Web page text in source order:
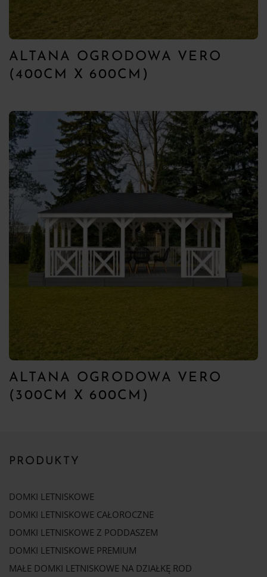
ALTANA OGRODOWA VERO
(400CM X 600CM)
ALTANA OGRODOWA VERO
(300CM X 600CM)
PRODUKTY
DOMKI LETNISKOWE
DOMKI LETNISKOWE CAŁOROCZNE
DOMKI LETNISKOWE Z PODDASZEM
DOMKI LETNISKOWE PREMIUM
MAŁE DOMKI LETNISKOWE NA DZIAŁKĘ ROD